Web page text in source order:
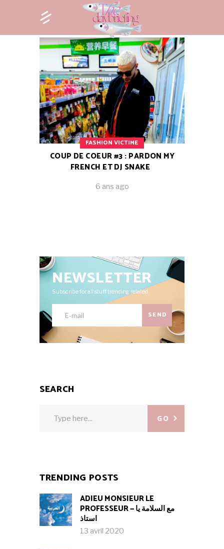
FASHION VICTIME
COUP DE COEUR #3 : PARDON MY
FRENCH ET DJ SNAKE
6 ans ago
NEWSLETTER
Subscribe for all stuff trending related.
SEND
SEARCH
GO
TRENDING POSTS
ADIEU MONSIEUR LE
PROFESSEUR — مع السلامة يا
استاذ
13 avril 2020